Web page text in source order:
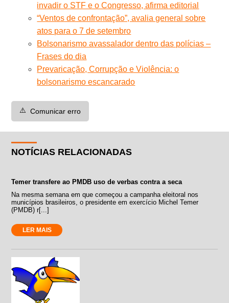
invadir o STF e o Congresso, afirma editorial
“Ventos de confrontação”, avalia general sobre
atos para o 7 de setembro
Bolsonarismo avassalador dentro das polícias –
Frases do dia
Prevaricação, Corrupção e Violência: o
bolsonarismo escancarado
⚠️ Comunicar erro
NOTÍCIAS RELACIONADAS
Temer transfere ao PMDB uso de verbas contra a seca
Na mesma semana em que começou a campanha eleitoral nos
municípios brasileiros, o presidente em exercício Michel Temer
(PMDB) r[...]
LER MAIS